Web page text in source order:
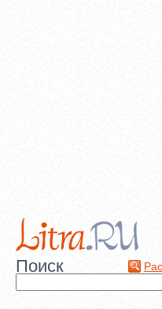
Поиск